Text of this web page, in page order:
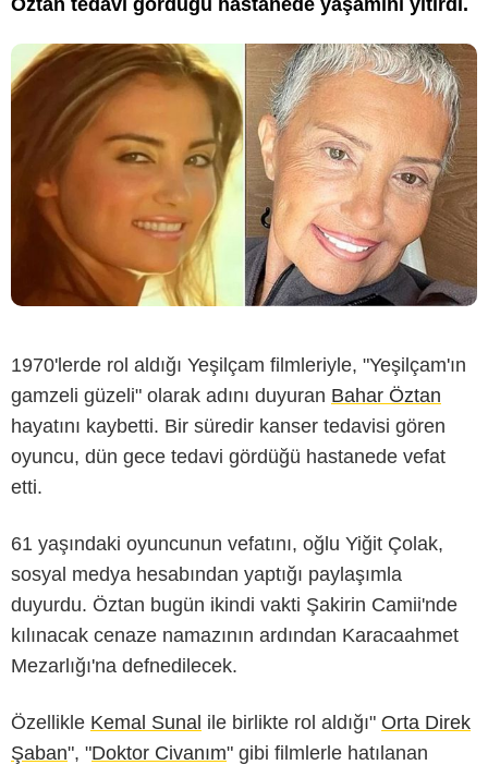
1970'lerde rol aldığı Yeşilçam filmleriyle, "Yeşilçam'ın
gamzeli güzeli" olarak adını duyuran Bahar Öztan
hayatını kaybetti. Bir süredir kanser tedavisi gören
oyuncu, dün gece tedavi gördüğü hastanede vefat
etti.
61 yaşındaki oyuncunun vefatını, oğlu Yiğit Çolak,
sosyal medya hesabından yaptığı paylaşımla
duyurdu. Öztan bugün ikindi vakti Şakirin Camii'nde
kılınacak cenaze namazının ardından Karacaahmet
Mezarlığı'na defnedilecek.
Özellikle Kemal Sunal ile birlikte rol aldığı" Orta Direk
Şaban", "Doktor Civanım" gibi filmlerle hatılanan